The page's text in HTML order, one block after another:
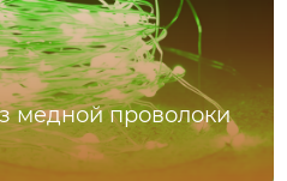
медной проволоки